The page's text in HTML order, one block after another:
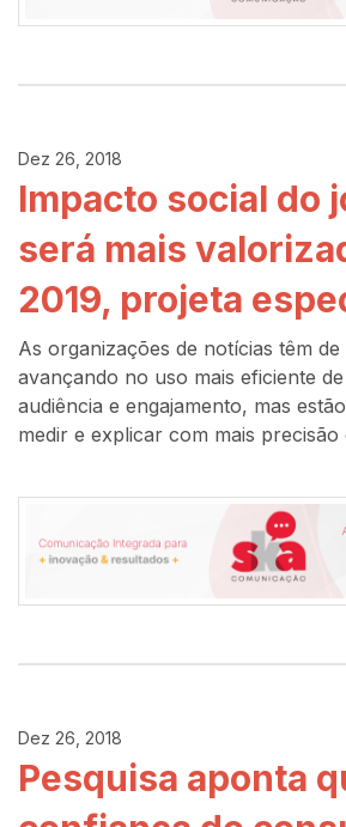
Dez 26, 2018
Impacto social do
será mais
2019, projeta
As organizações de notícias têm
avançando no uso mais eficiente
audiência e engajamento, mas
medir e explicar com mais
Dez 26, 2018
Pesquisa aponta